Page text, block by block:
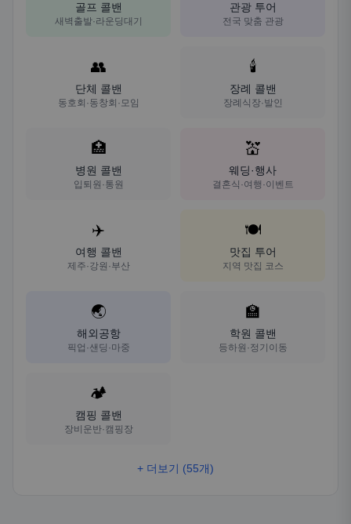
골프 콜밴
새벽출발·라운딩대기
관광 투어
전국 맞춤 관광
👥
단체 콜밴
동호회·동창회·모임
🕯️
장례 콜밴
장례식장·발인
🏥
병원 콜밴
입퇴원·통원
💒
웨딩·행사
결혼식·여행·이벤트
✈️
여행 콜밴
제주·강원·부산
🍽️
맛집 투어
지역 맛집 코스
🌏
해외공항
픽업·샌딩·마중
🏫
학원 콜밴
등하원·정기이동
🏕️
캠핑 콜밴
장비운반·캠핑장
+ 더보기 (55개)